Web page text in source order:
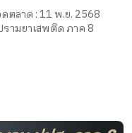
ตลาด : 11 พ.ย. 2568
ามยาเสพติด ภาค 8